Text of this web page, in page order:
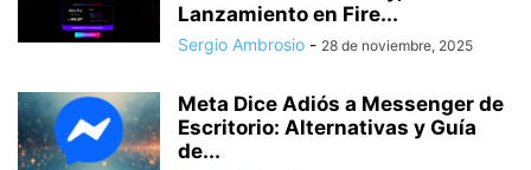
Lanzamiento en Fire...
Sergio Ambrosio - 28 de noviembre, 2025
Meta Dice Adiós a Messenger de
Escritorio: Alternativas y Guía
de...